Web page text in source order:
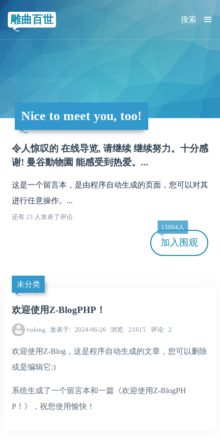
雕曲百世 ≡
搜索
Nice to meet you, too!
令人惊叹的 在线导览, 请继续 继续努力。十分感
谢! 曼谷動物園 能感受到热爱。...
这是一个留言本，是由程序自动生成的页面，您可以对其
进行任意操作。...
还有 23 人发表了评论
加入
15094人
围观
未分类
欢迎使用Z-BlogPHP！
vufong 发表于 2024-06-26 浏览 21615 评论 2
欢迎使用Z-Blog，这是程序自动生成的文章，您可以删除
或是编辑它:)
系统生成了一个留言本和一篇《欢迎使用Z-BlogPH
P！》，祝您使用愉快！